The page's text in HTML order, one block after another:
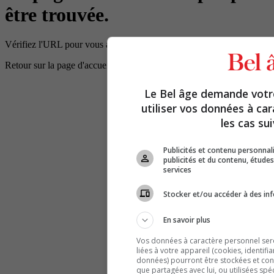
être trouvée.
Vérifiez l'URL pour vous assurer que le chemin d'accès est correct.
Retour sur la page d'accueil
Le Bel âge demande
utiliser vos données à
les cas
Publicités et contenu
publicités et du contenu,
services
Stocker et/ou accéder à des
En savoir plus
Vos données à caractère personnel
liées à votre appareil (cookies,
données) pourront être stockées et
que partagées avec lui, ou utilisées